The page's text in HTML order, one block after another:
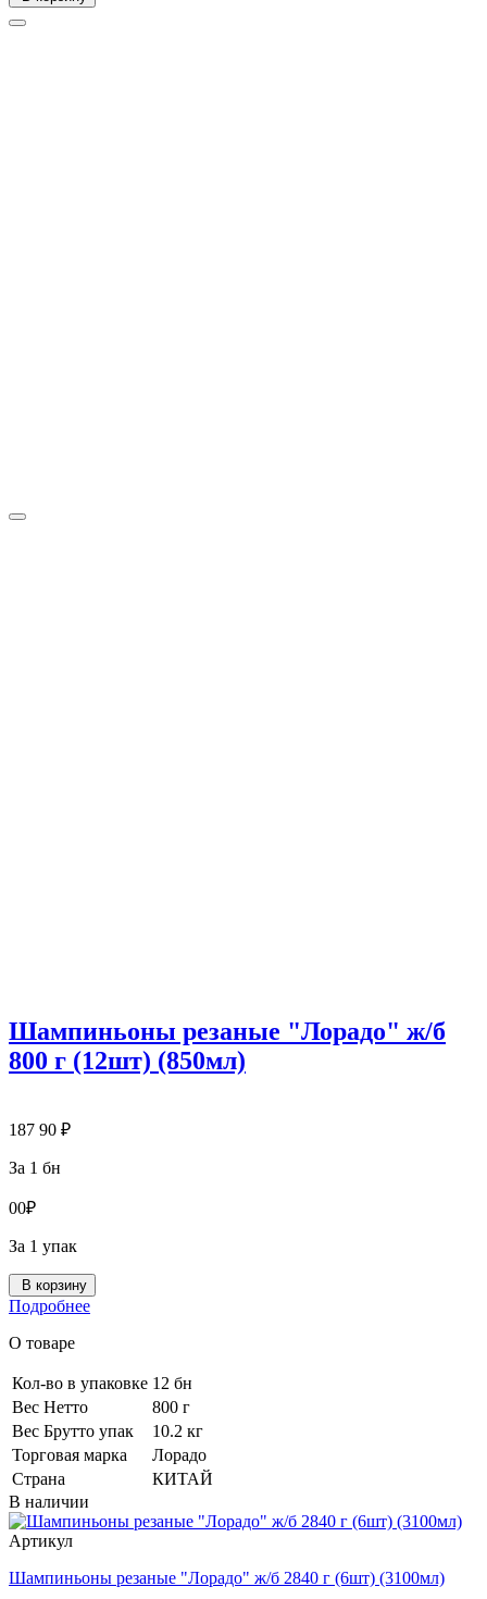
Шампиньоны резаные "Лорадо" ж/б
800 г (12шт) (850мл)
187 90 ₽
За 1 бн
00₽
За 1 упак
В корзину
Подробнее
О товаре
Кол-во в упаковке 12 бн
Вес Нетто
800 г
Вес Брутто упак
10.2 кг
Торговая марка
Лорадо
Страна
КИТАЙ
В наличии
Артикул
Шампиньоны резаные "Лорадо" ж/б 2840 г (6шт) (3100мл)